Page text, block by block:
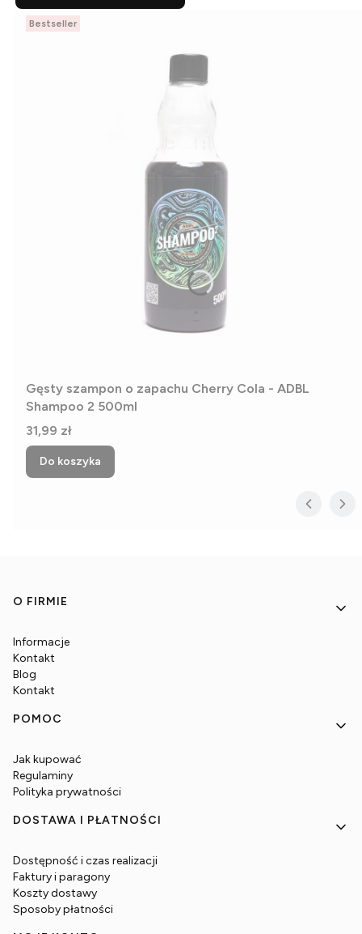
Bestseller
Gęsty szampon o zapachu Cherry Cola - ADBL
Shampoo 2 500ml
Cena
31,99 zł
Do koszyka
Linki w stopce
O FIRMIE
Informacje
Kontakt
Blog
Kontakt
POMOC
Jak kupować
Regulaminy
Polityka prywatności
DOSTAWA I PŁATNOŚCI
Dostępność i czas realizacji
Faktury i paragony
Koszty dostawy
Sposoby płatności